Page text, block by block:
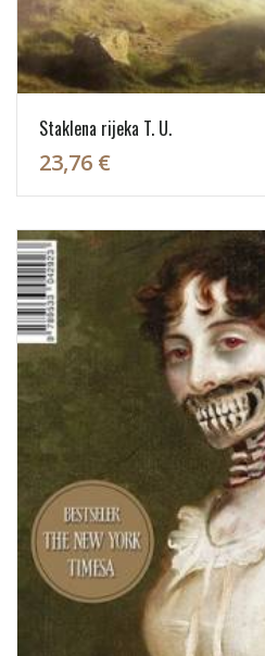
Staklena rijeka T. U.
23,76 €